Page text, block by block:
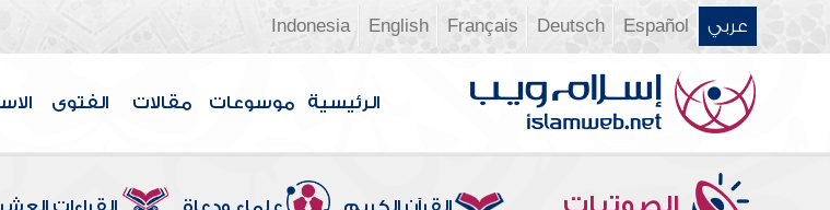
عربي Español
Deutsch
Français
English
Indonesia
الرئيسية موسوعات مقالات الفتوى